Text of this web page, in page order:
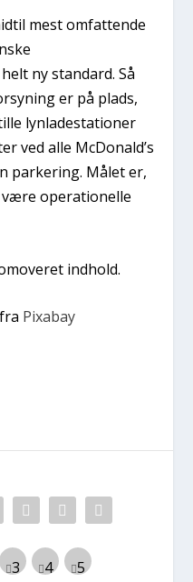
mest omfattende
ny standard. Så
er på plads,
lynladestationer
ved alle McDonald’s
parkering. Målet er,
operationelle
indhold.
fra Pixabay